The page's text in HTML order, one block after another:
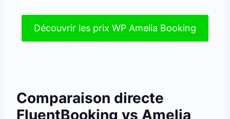
Découvrir les prix WP Amelia Booking
Comparaison directe
FluentBooking vs Amelia